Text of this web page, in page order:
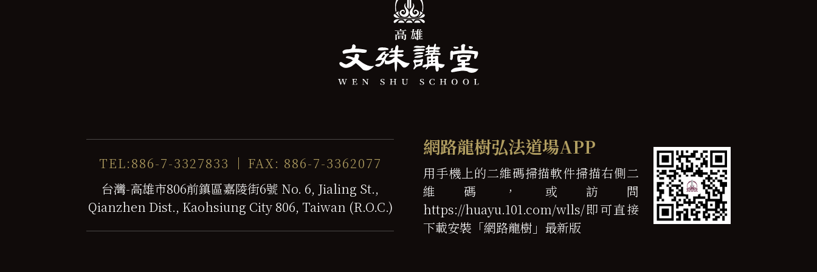
TEL:886-7-3327833
FAX: 886-7-3362077
台灣-高雄市806前鎮區嘉陵街6號 No. 6, Jialing St.,
Qianzhen Dist., Kaohsiung City 806, Taiwan (R.O.C.)
網路龍樹弘法道場APP
用手機上的二維碼掃描軟件掃描右側二
維碼，或訪問
https://huayu.101.com/wlls/即可直接
下載安裝「網路龍樹」最新版